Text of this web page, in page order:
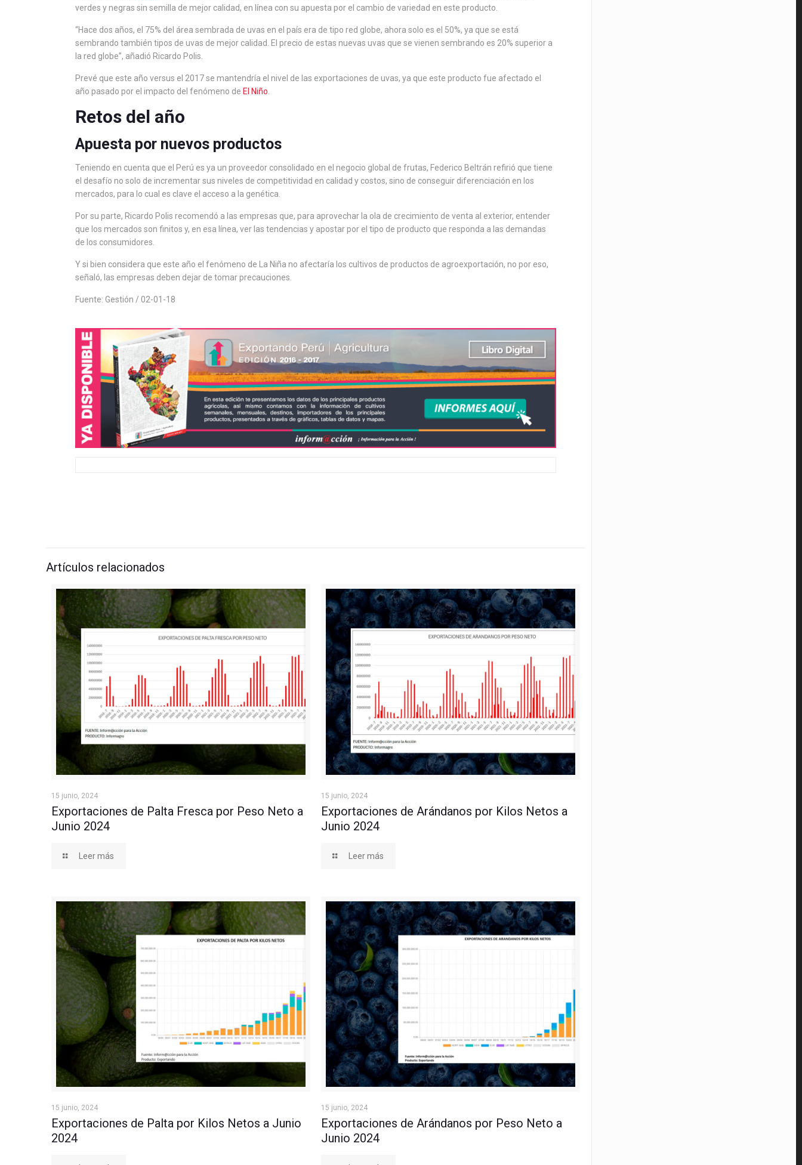
verdes y negras sin semilla de mejor calidad, en línea con su apuesta por el cambio de variedad en este producto.
“Hace dos años, el 75% del área sembrada de uvas en el país era de tipo red globe, ahora solo es el 50%, ya que se está
sembrando también tipos de uvas de mejor calidad. El precio de estas nuevas uvas que se vienen sembrando es 20% superior a
la red globe”, añadió Ricardo Polis.
Prevé que este año versus el 2017 se mantendría el nivel de las exportaciones de uvas, ya que este producto fue afectado el
año pasado por el impacto del fenómeno de El Niño
Retos del año
Apuesta por nuevos productos
Teniendo en cuenta que el Perú es ya un proveedor consolidado en el negocio global de frutas, Federico Beltrán refirió que tiene
el desafío no solo de incrementar sus niveles de competitividad en calidad y costos, sino de conseguir diferenciación en los
mercados, para lo cual es clave el acceso a la genética.
Por su parte, Ricardo Polis recomendó a las empresas que, para aprovechar la ola de crecimiento de venta al exterior, entender
que los mercados son finitos y, en esa línea, ver las tendencias y apostar por el tipo de producto que responda a las demandas
de los consumidores.
Y si bien considera que este año el fenómeno de La Niña no afectaría los cultivos de productos de agroexportación, no por eso,
señaló, las empresas deben dejar de tomar precauciones.
Fuente: Gestión / 02-01-18
Artículos relacionados
Exportaciones de Palta Fresca por Peso Neto a Junio 2024
15 junio, 2024
Exportaciones de Palta Fresca por Peso Neto a
Junio 2024
Leer más
Exportaciones de Arándanos por Kilos Netos a Junio 2024
15 junio, 2024
Exportaciones de Arándanos por Kilos Netos a
Junio 2024
Leer más
Exportaciones de Palta por Kilos Netos a Junio 2024
15 junio, 2024
Exportaciones de Palta por Kilos Netos a Junio
2024
Exportaciones de Arándanos por Peso Neto a Junio 2024
15 junio, 2024
Exportaciones de Arándanos por Peso Neto a
Junio 2024